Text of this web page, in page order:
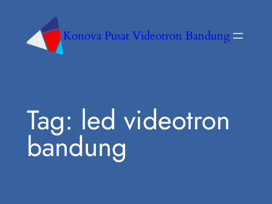
Konova Pusat Videotron Bandung
Tag: led videotron
bandung